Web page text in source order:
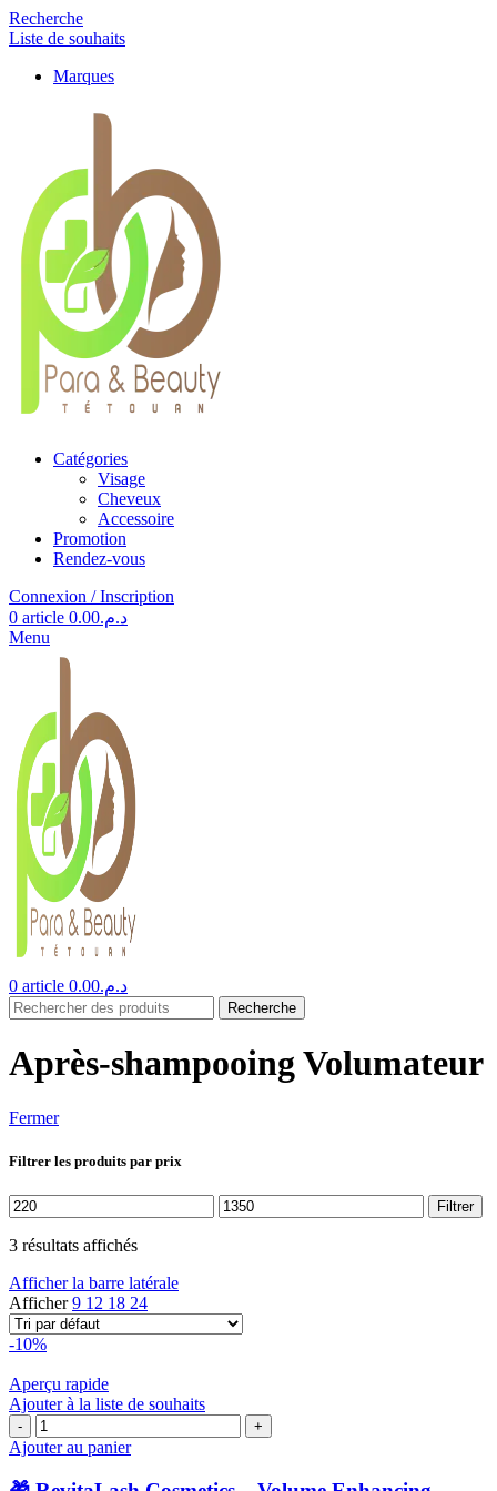
Recherche
Liste de souhaits
Marques
Catégories
Visage
Cheveux
Accessoire
Promotion
Rendez-vous
Connexion / Inscription
0 article د.م.0.00
Menu
0 article د.م.0.00
Recherche
Après-shampooing Volumateur
Fermer
Filtrer les produits par prix
Prix
min
Prix
max
Filtrer
3 résultats affichés
Afficher la barre latérale
Afficher9 12 18 24
-10%
Aperçu rapide
Ajouter à la liste de souhaits
quantité
de
RevitaLash
Ajouter au panier